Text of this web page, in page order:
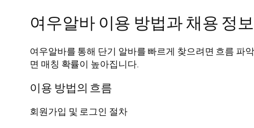
여우알바 이용 방법과 채용 정보
여우알바를 통해 단기 알바를 빠르게 찾으려면 흐름 파
면 매칭 확률이 높아집니다.
이용 방법의 흐름
회원가입 및 로그인 절차